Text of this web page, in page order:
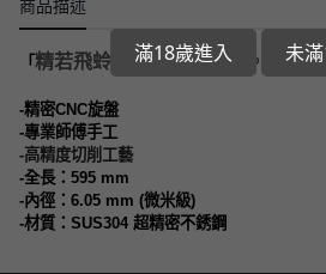
商品描述
「 精若飛蛉駐腳，化不知分。密如利
-精密CNC旋盤
-專業師傅手工
-高精度切削工藝
-全長：595 mm
-內徑： 6.05 mm (微米級)
-材質： SUS304 超精密不銹鋼
滿18歲進入 未